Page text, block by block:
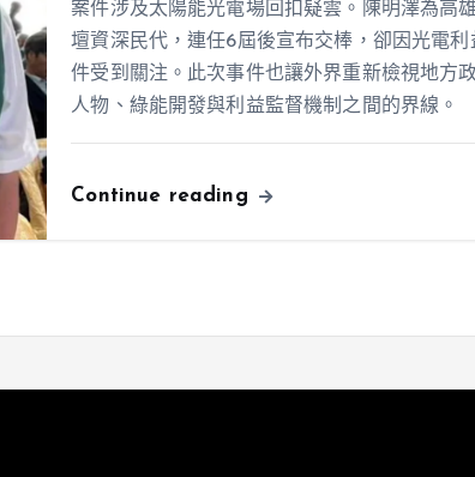
案件涉及太陽能光電場回扣疑雲。陳明澤為高
壇資深民代，連任6屆後宣布交棒，卻因光電利
件受到關注。此次事件也讓外界重新檢視地方
人物、綠能開發與利益監督機制之間的界線。
Continue reading